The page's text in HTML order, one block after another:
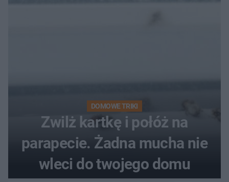
DOMOWE TRIKI
Zwilż kartkę i połóż na
parapecie. Żadna mucha nie
wleci do twojego domu